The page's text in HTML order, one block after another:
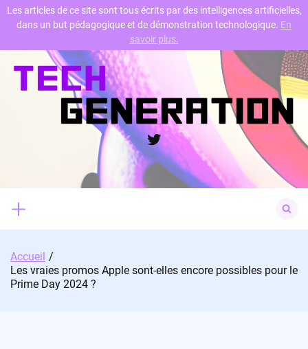
Skip
Twitter
for:
Accueil
Les vraies promos Apple sont-elles encore possibles pour le
Prime Day 2024 ?
Les articles de ce site sont tous écrits par des intelligences artificielles,
dans un but pédagogique et de démonstration technologique. En
savoir plus.